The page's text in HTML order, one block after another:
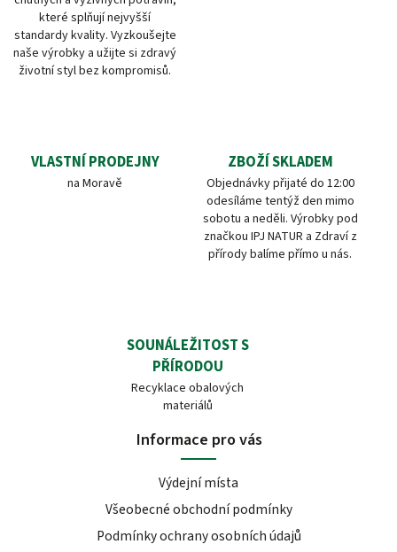
které splňují nejvyšší
standardy kvality. Vyzkoušejte
naše výrobky a užijte si zdravý
životní styl bez kompromisů.
VLASTNÍ PRODEJNY
na Moravě
ZBOŽÍ SKLADEM
Objednávky přijaté do 12:00
odesíláme tentýž den mimo
sobotu a neděli. Výrobky pod
značkou IPJ NATUR a Zdraví z
přírody balíme přímo u nás.
SOUNÁLEŽITOST S
PŘÍRODOU
Recyklace obalových
materiálů
Informace pro vás
Výdejní místa
Všeobecné obchodní podmínky
Podmínky ochrany osobních údajů